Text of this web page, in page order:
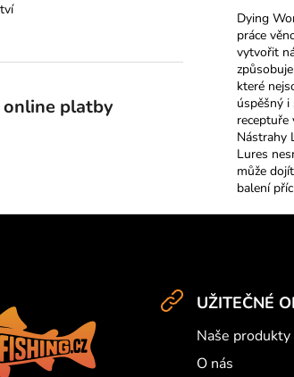
platby
Dying
práce
vytvořit
které
úspěšný
Nástrahy
Lures
může
balení
UŽITEČNÉ
Naše produkty
O nás